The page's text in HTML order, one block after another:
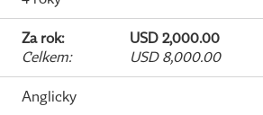
Za rok:
USD 2,000.00
Celkem: USD 8,000.00
Anglicky